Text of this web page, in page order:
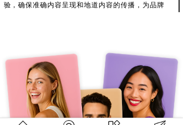
验，确保准确内容呈现和地道内容的传播，为品牌